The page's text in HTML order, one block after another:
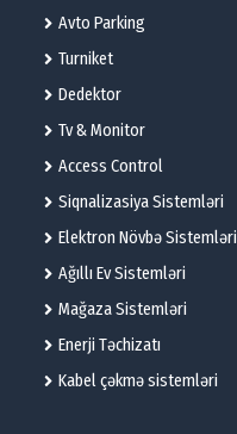
Avto Parking
Turniket
Dedektor
Tv & Monitor
Access Control
Siqnalizasiya Sistemləri
Elektron Növbə Sistemləri
Ağıllı Ev Sistemləri
Mağaza Sistemləri
Enerji Təchizatı
Kabel çəkmə sistemləri